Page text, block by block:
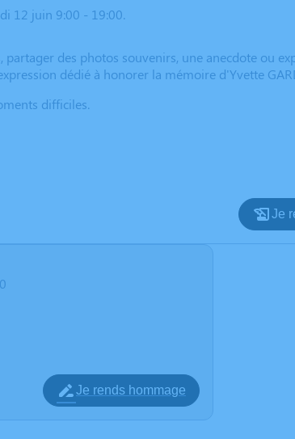
12 juin 9:00 - 19:00.
des photos souvenirs, une anecdote ou
dédié à honorer la mémoire d'Yvette
difficiles.
Je
Je rends hommage